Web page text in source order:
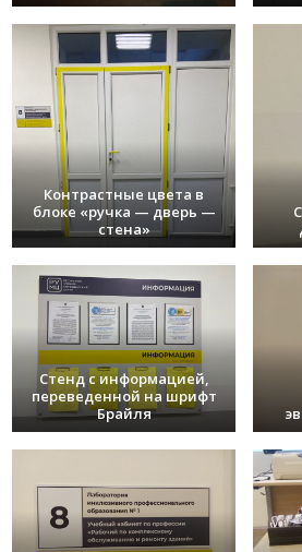
Контрастные цвета в
блоке «ручка — дверь —
стена»
Стенд с информацией,
переведенной на шрифт
Брайля